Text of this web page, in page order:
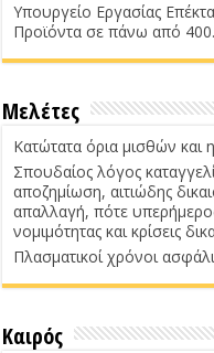
Υπουργείο Εργασίας
Προϊόντα σε πάνω από
Μελέτες
Κατώτατα όρια μισθών και
Σπουδαίος λόγος
αποζημίωση, αιτιώδης
απαλλαγή, πότε
νομιμότητας και κρίσεις
Πλασματικοί χρόνοι
Καιρός